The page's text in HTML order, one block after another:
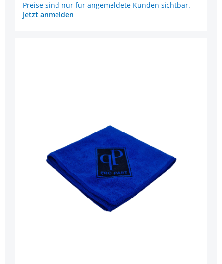
Preise sind nur für angemeldete Kunden sichtbar.
Jetzt anmelden